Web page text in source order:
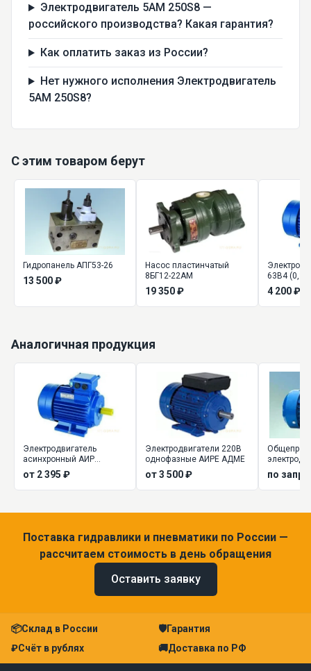
Электродвигатель 5AM 250S8 —
российского производства? Какая гарантия?
Как оплатить заказ из России?
Нет нужного исполнения Электродвигатель
5AM 250S8?
С этим товаром берут
Гидропанель АПГ53-26
13 500 ₽
Насос пластинчатый
8БГ12-22АМ
19 350 ₽
63B4
4 200 ₽
Аналогичная продукция
Электродвигатель
асинхронный АИР
(трехфазные)
от 2 395 ₽
Электродвигатели 220В
однофазные АИРЕ АДМЕ
от 3 500 ₽ по
Поставка гидравлики и пневматики по России —
рассчитаем стоимость в день обращения
Оставить заявку
📦Склад в России 🛡Гарантия
₽Счёт в рублях 🚚Доставка по РФ